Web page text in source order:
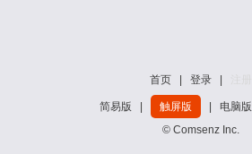
首页 登录
简易版 触屏版 电脑版
© Comsenz Inc.